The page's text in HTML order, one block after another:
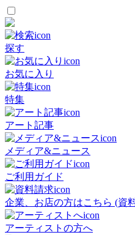
探す
お気に入り
特集
アート記事
メディア&ニュース
ご利用ガイド
企業、お店の方はこちら (資
アーティストの方へ